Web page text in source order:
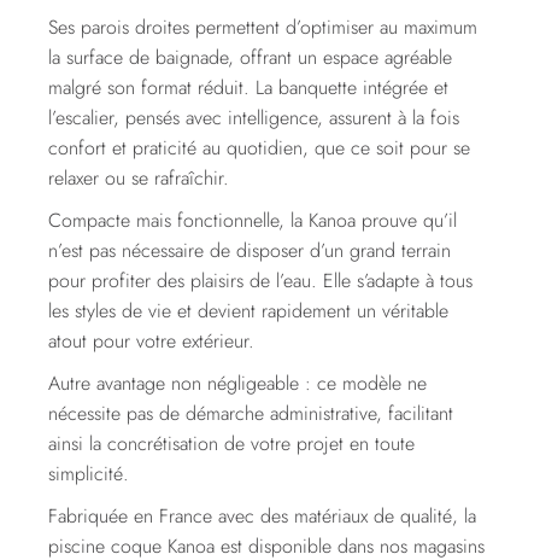
Ses parois droites permettent d’optimiser au maximum
la surface de baignade, offrant un espace agréable
malgré son format réduit. La banquette intégrée et
l’escalier, pensés avec intelligence, assurent à la fois
confort et praticité au quotidien, que ce soit pour se
relaxer ou se rafraîchir.
Compacte mais fonctionnelle, la Kanoa prouve qu’il
n’est pas nécessaire de disposer d’un grand terrain
pour profiter des plaisirs de l’eau. Elle s’adapte à tous
les styles de vie et devient rapidement un véritable
atout pour votre extérieur.
Autre avantage non négligeable : ce modèle ne
nécessite pas de démarche administrative, facilitant
ainsi la concrétisation de votre projet en toute
simplicité.
Fabriquée en France avec des matériaux de qualité, la
piscine coque Kanoa est disponible dans nos magasins